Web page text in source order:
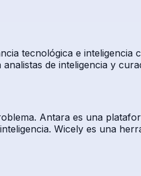
tecnológica e
de inteligencia y
Antara es una
Wicely es una